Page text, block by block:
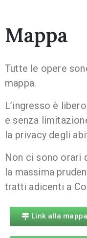
Mappa
Tutte le opere
mappa.
L’ingresso è
e senza
la privacy degli
Non ci sono orari
la massima
tratti adicenti a
Link alla